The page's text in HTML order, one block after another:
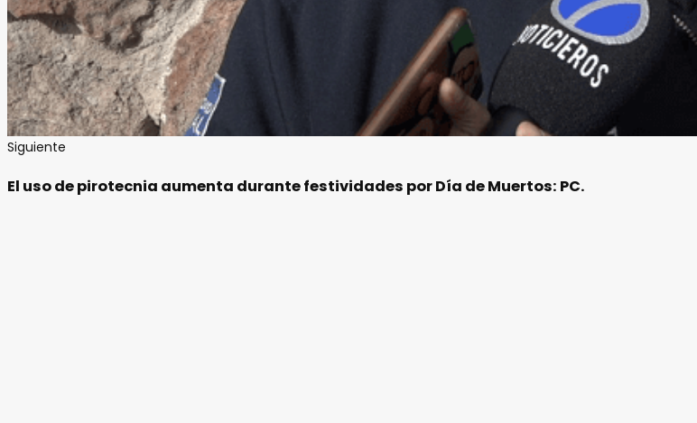
Siguiente
El uso de pirotecnia aumenta durante festividades por Día de Muertos: PC.